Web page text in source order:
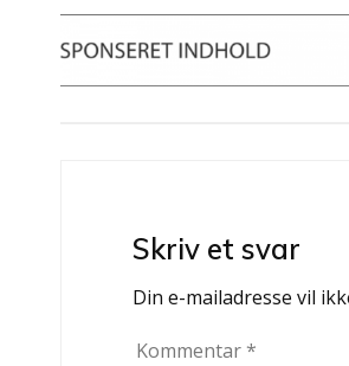
Skriv et svar
Din e-mailadresse vil
Kommentar*